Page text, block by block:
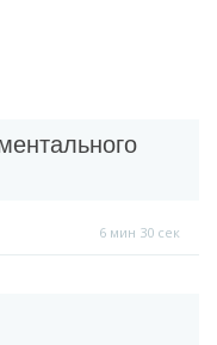
6 мин 30 сек